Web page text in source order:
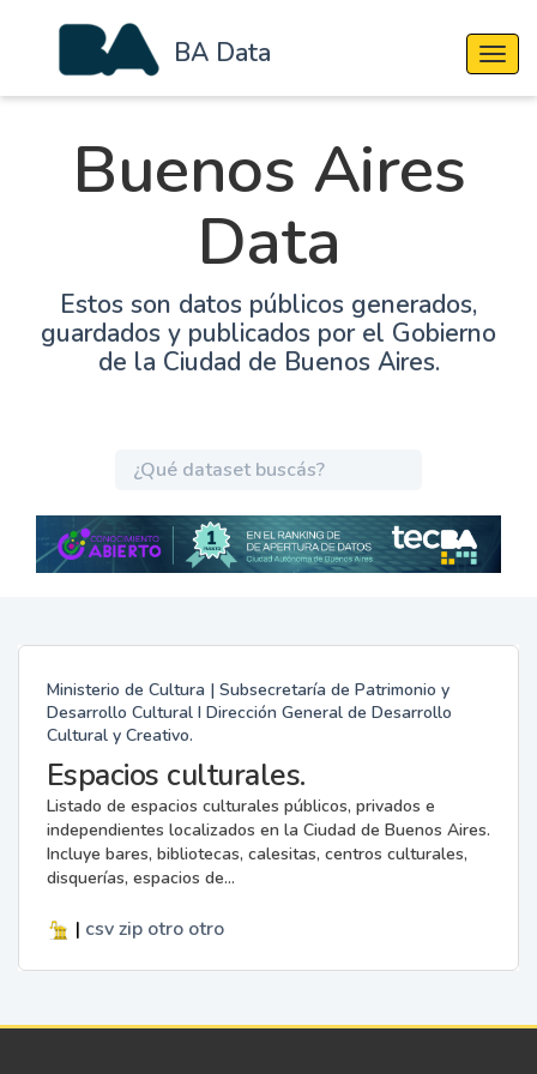
BA Data
Buenos Aires
Data
Estos son datos públicos generados,
guardados y publicados por el Gobierno
de la Ciudad de Buenos Aires.
Ministerio de Cultura | Subsecretaría de Patrimonio y
Desarrollo Cultural I Dirección General de Desarrollo
Cultural y Creativo.
Espacios culturales.
Listado de espacios culturales públicos, privados e
independientes localizados en la Ciudad de Buenos Aires.
Incluye bares, bibliotecas, calesitas, centros culturales,
disquerías, espacios de...
| csv zip otro otro